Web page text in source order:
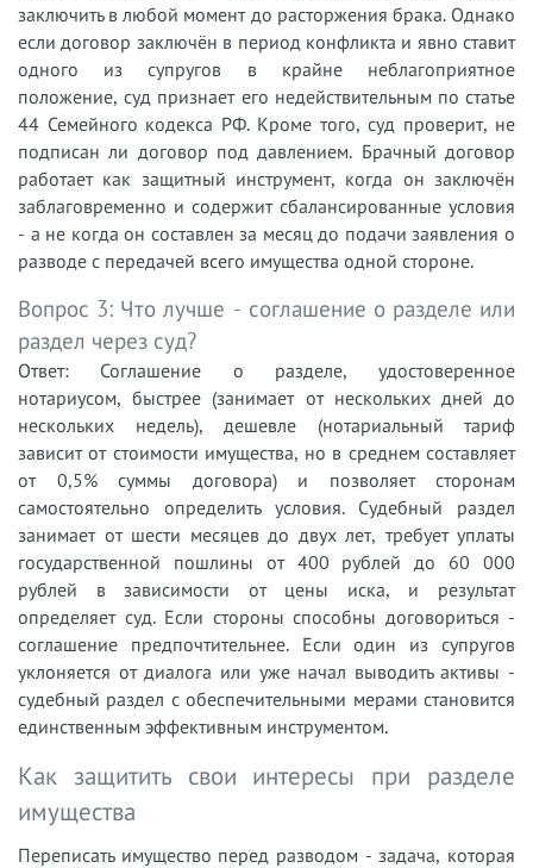
заключить в любой момент до расторжения брака. Однако
если договор заключён в период конфликта и явно ставит
одного из супругов в крайне неблагоприятное
положение, суд признает его недействительным по статье
44 Семейного кодекса РФ. Кроме того, суд проверит, не
подписан ли договор под давлением. Брачный договор
работает как защитный инструмент, когда он заключён
заблаговременно и содержит сбалансированные условия
- а не когда он составлен за месяц до подачи заявления о
разводе с передачей всего имущества одной стороне.
Вопрос 3: Что лучше - соглашение о разделе или
раздел через суд?
Ответ: Соглашение о разделе, удостоверенное
нотариусом, быстрее (занимает от нескольких дней до
нескольких недель), дешевле (нотариальный тариф
зависит от стоимости имущества, но в среднем составляет
от 0,5% суммы договора) и позволяет сторонам
самостоятельно определить условия. Судебный раздел
занимает от шести месяцев до двух лет, требует уплаты
государственной пошлины от 400 рублей до 60 000
рублей в зависимости от цены иска, и результат
определяет суд. Если стороны способны договориться -
соглашение предпочтительнее. Если один из супругов
уклоняется от диалога или уже начал выводить активы -
судебный раздел с обеспечительными мерами становится
единственным эффективным инструментом.
Как защитить свои интересы при разделе
имущества
Переписать имущество перед разводом - задача, которая